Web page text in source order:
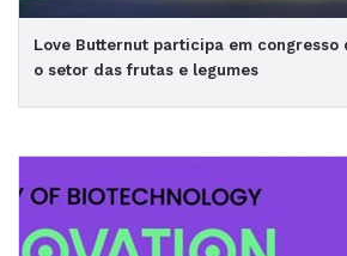
Love Butternut participa em
o setor das frutas e legumes